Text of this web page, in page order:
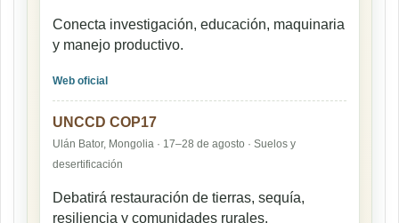
Conecta investigación, educación, maquinaria
y manejo productivo.
Web oficial
UNCCD COP17
Ulán Bator, Mongolia · 17–28 de agosto · Suelos y
desertificación
Debatirá restauración de tierras, sequía,
resiliencia y comunidades rurales.